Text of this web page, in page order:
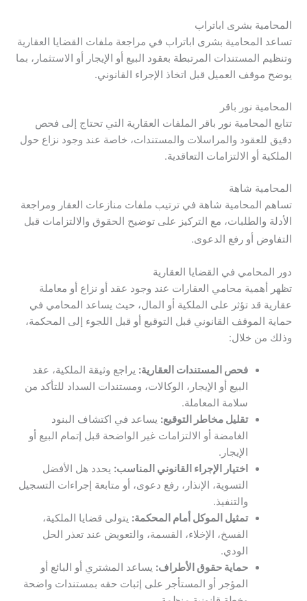
المحامية بشرى اباتراب
تساعد المحامية بشرى اباتراب في مراجعة ملفات القضايا العقارية
وتنظيم المستندات المرتبطة بعقود البيع أو الإيجار أو الاستثمار، بما
يوضح موقف العميل قبل اتخاذ الإجراء القانوني.
المحامية نور باقر
تتابع المحامية نور باقر الملفات العقارية التي تحتاج إلى فحص
دقيق للعقود والمراسلات والمستندات، خاصة عند وجود نزاع حول
الملكية أو الالتزامات التعاقدية.
المحامية شاهة
تساهم المحامية شاهة في ترتيب ملفات منازعات العقار ومراجعة
الأدلة والطلبات، مع التركيز على توضيح الحقوق والالتزامات قبل
التفاوض أو رفع الدعوى.
دور المحامي في القضايا العقارية
تظهر أهمية محامي العقارات عند وجود عقد أو نزاع أو معاملة
عقارية قد تؤثر على الملكية أو المال، حيث يساعد المحامي في
حماية الموقف القانوني قبل التوقيع أو قبل اللجوء إلى المحكمة،
وذلك من خلال:
فحص المستندات العقارية: يراجع وثيقة الملكية، عقد
البيع أو الإيجار، الوكالات، ومستندات السداد للتأكد من
سلامة المعاملة.
تقليل مخاطر التوقيع: يساعد في اكتشاف البنود
الغامضة أو الالتزامات غير الواضحة قبل إتمام البيع أو
الإيجار.
اختيار الإجراء القانوني المناسب: يحدد هل الأفضل
التسوية، الإنذار، رفع دعوى، أو متابعة إجراءات التسجيل
والتنفيذ.
تمثيل الموكل أمام المحكمة: يتولى قضايا الملكية،
الفسخ، الإخلاء، القسمة، والتعويض عند تعذر الحل
الودي.
حماية حقوق الأطراف: يساعد المشتري أو البائع أو
المؤجر أو المستأجر على إثبات حقه بمستندات واضحة